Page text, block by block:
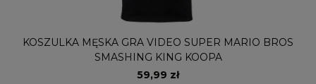
KOSZULKA MĘSKA GRA VIDEO SUPER MARIO BROS
SMASHING KING KOOPA
59,99 zł